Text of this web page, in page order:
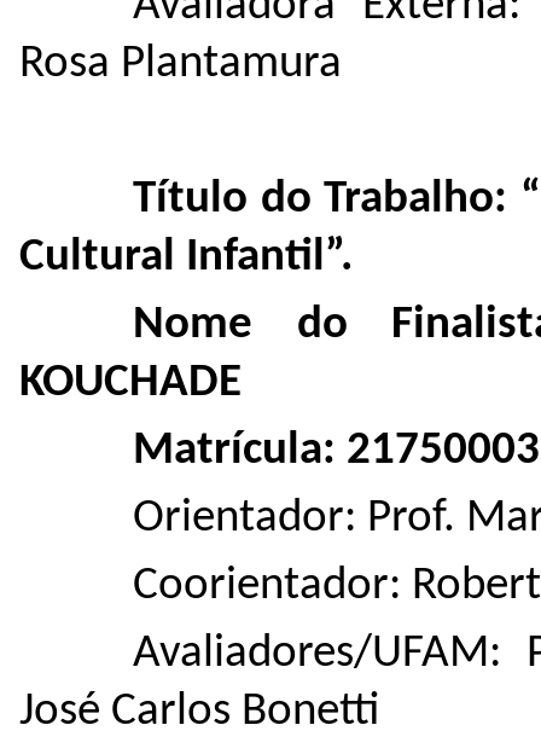
Rosa Plantamura
Título do Trabalho:
Cultural Infantil”.
Nome do
KOUCHADE
Matrícula: 21750003
Orientador: Prof.
Coorientador:
Avaliadores/
José Carlos Bonetti